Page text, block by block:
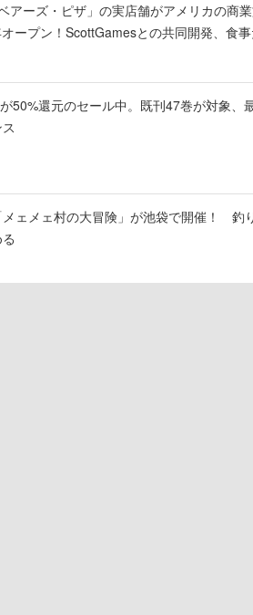
アーズ・ピザ」の実店舗がアメリカの商
ープン！ScottGamesとの共同開発、食
50%還元のセール中。既刊47巻が対象、
メェメェ村の大冒険」が池袋で開催！ 釣